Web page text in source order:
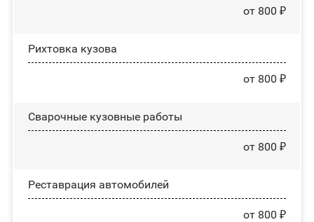
от 800 ₽
Рихтовка кузова
от 800 ₽
Сварочные кузовные работы
от 800 ₽
Реставрация автомобилей
от 800 ₽